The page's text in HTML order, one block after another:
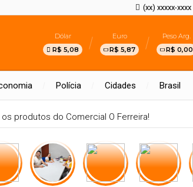
(xx) xxxxx-xxxx
Dólar
R$ 5,08
Euro
R$ 5,87
Peso Arg.
R$ 0,00
Polícia Cidades Brasil
produtos do Comercial O Ferreira!